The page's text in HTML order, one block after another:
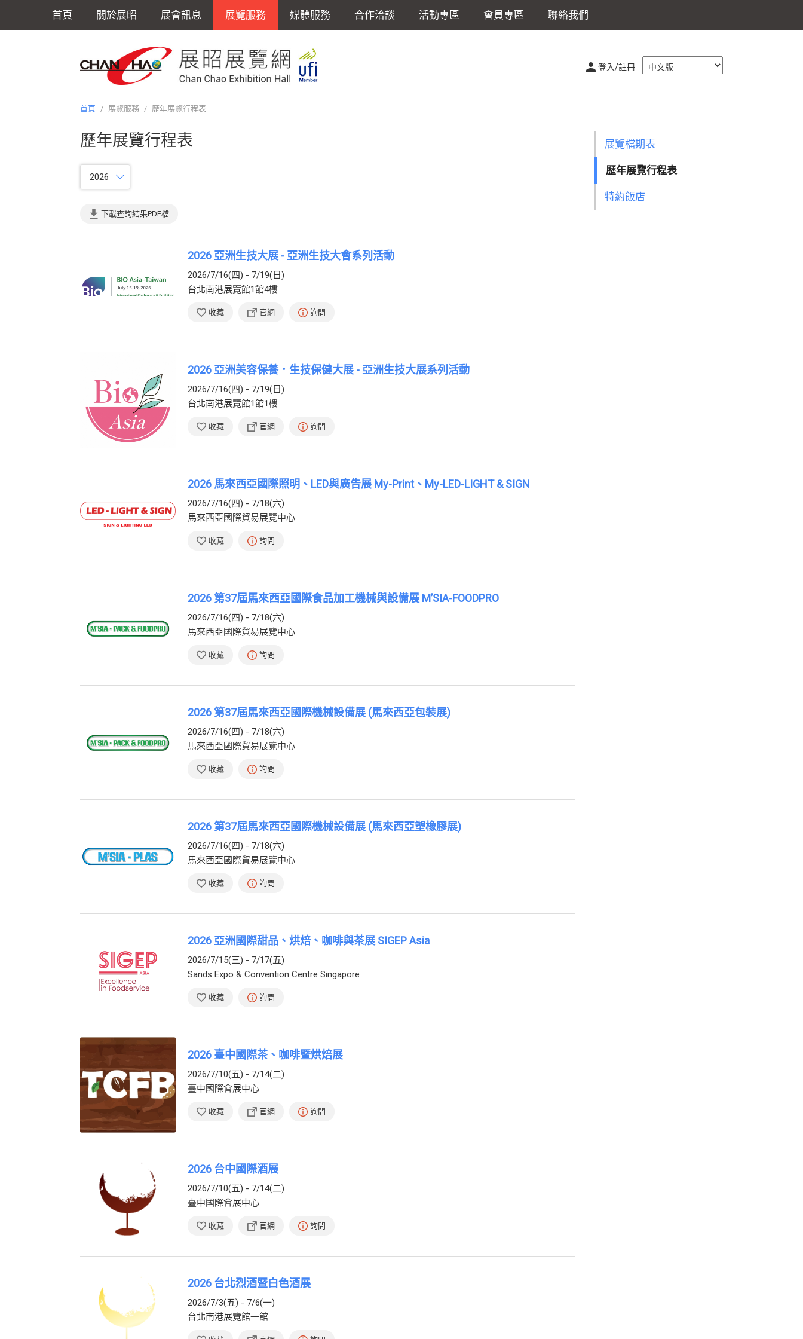
首頁 關於展昭 展會訊息 展覽服務 媒體服務 合作洽談 活動專區 會員專區 聯絡我們
登入/註冊
首頁 / 展覽服務 / 歷年展覽行程表
展覽檔期表
歷年展覽行程表
特約飯店
歷年展覽行程表
2026
下載查詢結果PDF檔
2026 亞洲生技大展 - 亞洲生技大會系列活動
2026/7/16(四) - 7/19(日)
台北南港展覽館1館4樓
收藏 官網 詢問
2026 亞洲美容保養．生技保健大展 - 亞洲生技大展系列活動
2026/7/16(四) - 7/19(日)
台北南港展覽館1館1樓
收藏 官網 詢問
2026 馬來西亞國際照明、LED與廣告展 My-Print、My-LED-LIGHT & SIGN
2026/7/16(四) - 7/18(六)
馬來西亞國際貿易展覽中心
收藏 詢問
2026 第37屆馬來西亞國際食品加工機械與設備展 M’SIA-FOODPRO
2026/7/16(四) - 7/18(六)
馬來西亞國際貿易展覽中心
收藏 詢問
2026 第37屆馬來西亞國際機械設備展 (馬來西亞包裝展)
2026/7/16(四) - 7/18(六)
馬來西亞國際貿易展覽中心
收藏 詢問
2026 第37屆馬來西亞國際機械設備展 (馬來西亞塑橡膠展)
2026/7/16(四) - 7/18(六)
馬來西亞國際貿易展覽中心
收藏 詢問
2026 亞洲國際甜品、烘焙、咖啡與茶展 SIGEP Asia
2026/7/15(三) - 7/17(五)
Sands Expo & Convention Centre Singapore
收藏 詢問
2026 臺中國際茶、咖啡暨烘焙展
2026/7/10(五) - 7/14(二)
臺中國際會展中心
收藏 官網 詢問
2026 台中國際酒展
2026/7/10(五) - 7/14(二)
臺中國際會展中心
收藏 官網 詢問
2026 台北烈酒暨白色酒展
2026/7/3(五) - 7/6(一)
台北南港展覽館一館